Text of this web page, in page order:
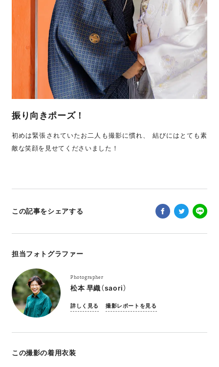
振り向きポーズ！
初めは緊張されていたお二人も撮影に慣れ、 結びにはとても素
敵な笑顔を見せてくださいました！
この記事をシェアする
担当フォトグラファー
Photographer
松本 早織（saori）
詳しく見る 撮影レポートを見る
この撮影の着用衣装